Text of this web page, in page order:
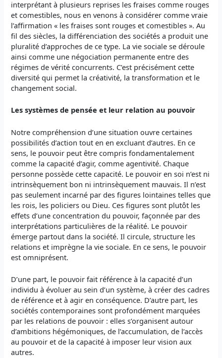
interprétant à plusieurs reprises les fraises comme rouges
et comestibles, nous en venons à considérer comme vraie
l’affirmation « les fraises sont rouges et comestibles ». Au
fil des siècles, la différenciation des sociétés a produit une
pluralité d’approches de ce type. La vie sociale se déroule
ainsi comme une négociation permanente entre des
régimes de vérité concurrents. C’est précisément cette
diversité qui permet la créativité, la transformation et le
changement social.
Les systèmes de pensée et leur relation au pouvoir
Notre compréhension d’une situation ouvre certaines
possibilités d’action tout en en excluant d’autres. En ce
sens, le pouvoir peut être compris fondamentalement
comme la capacité d’agir, comme agentivité. Chaque
personne possède cette capacité. Le pouvoir en soi n’est ni
intrinsèquement bon ni intrinsèquement mauvais. Il n’est
pas seulement incarné par des figures lointaines telles que
les rois, les policiers ou Dieu. Ces figures sont plutôt les
effets d’une concentration du pouvoir, façonnée par des
interprétations particulières de la réalité. Le pouvoir
émerge partout dans la société. Il circule, structure les
relations et imprègne la vie sociale. En ce sens, le pouvoir
est omniprésent.
D’une part, le pouvoir fait référence à la capacité d’un
individu à évoluer au sein d’un système, à créer des cadres
de référence et à agir en conséquence. D’autre part, les
sociétés contemporaines sont profondément marquées
par les relations de pouvoir : elles s’organisent autour
d’ambitions hégémoniques, de l’accumulation, de l’accès
au pouvoir et de la capacité à imposer leur vision aux
autres.